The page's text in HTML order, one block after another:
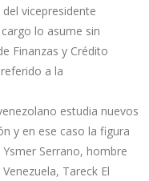
vicepresidente
lo asume sin
Finanzas y Crédito
a la
estudia nuevos
y en ese caso la figura
Serrano, hombre
Tareck El